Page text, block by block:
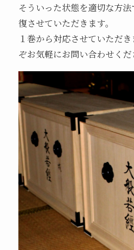
そういった状態を適切な方
復させていただきます。
１巻から対応させていただ
ぞお気軽にお問い合わせくだ